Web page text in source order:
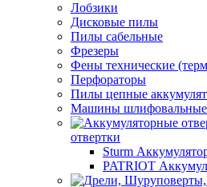
Лобзики
Дисковые пилы
Пилы сабельные
Фрезеры
Фены технические
Перфораторы
Пилы цепные
Машины шлифовальные
отвертки
Sturm
PATRIOT